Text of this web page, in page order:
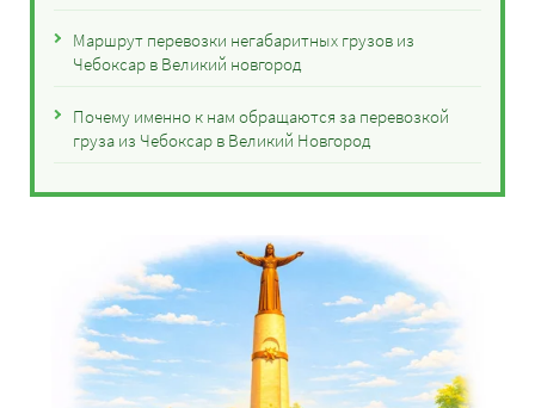
Маршрут перевозки негабаритных грузов из
Чебоксар в Великий новгород
Почему именно к нам обращаются за перевозкой
груза из Чебоксар в Великий Новгород